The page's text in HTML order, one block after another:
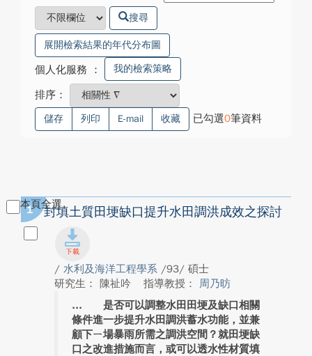
搜尋
展開檢索結果的年代分布圖
個人化服務 ： 我的檢索策略
排序：
儲存 列印 E-mail 收藏 已勾選0筆資料
本頁全選
1 封填土質田埂缺口提升水田調洪成效之探討
/ 水利及海洋工程學系 /93/ 碩士
研究生： 陳祉吟
指導教授： 周乃昉
是否可以調整水田田埂及缺口相關
條件進一步提升水田調洪蓄水功能，並兼
顧下ㄧ場暴雨所需之調洪空間？就田埂缺
口之改進措施而言，或可以透水性材質填